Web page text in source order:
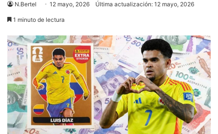
N.Bertel 12 mayo, 2026 Última actualización: 12 mayo, 2026
1 minuto de lectura